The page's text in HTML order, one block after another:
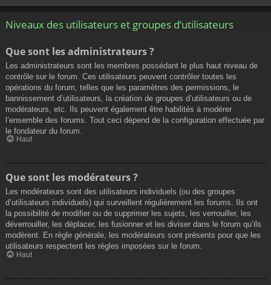
Niveaux des utilisateurs et groupes d’utilisateurs
Que sont les administrateurs ?
Les administrateurs sont les membres possédant le plus haut niveau de
contrôle sur le forum. Ces utilisateurs peuvent contrôler toutes les
opérations du forum, telles que les paramètres des permissions, le
bannissement d’utilisateurs, la création de groupes d’utilisateurs ou de
modérateurs, etc. Ils peuvent également être habilités à modérer
l’ensemble des forums. Tout ceci dépend de la configuration effectuée par
le fondateur du forum.
Haut
Que sont les modérateurs ?
Les modérateurs sont des utilisateurs individuels (ou des groupes
d’utilisateurs individuels) qui surveillent régulièrement les forums. Ils ont
la possibilité de modifier ou de supprimer les sujets, les verrouiller, les
déverrouiller, les déplacer, les fusionner et les diviser dans le forum qu’ils
modèrent. En règle générale, les modérateurs sont présents pour que les
utilisateurs respectent les règles imposées sur le forum.
Haut